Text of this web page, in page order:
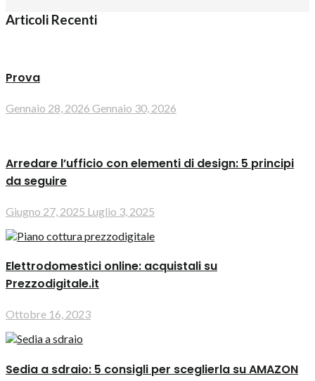
Articoli Recenti
Prova
Gennaio 28, 2026 Gennaio 30, 2026
Arredare l’ufficio con elementi di design: 5 principi
da seguire
Giugno 27, 2025 Luglio 3, 2025
Elettrodomestici online: acquistali su
Prezzodigitale.it
Ottobre 16, 2023
Sedia a sdraio: 5 consigli per sceglierla su AMAZON